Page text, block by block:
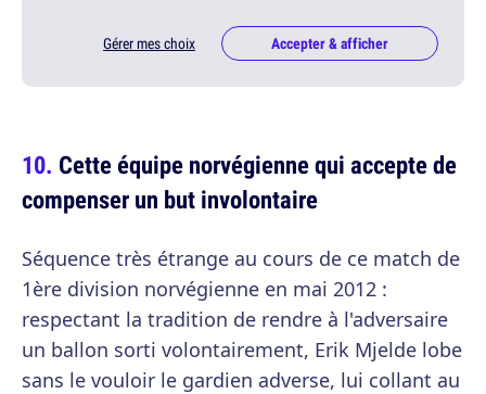
Gérer mes choix Accepter & afficher
Cette équipe norvégienne qui accepte de
compenser un but involontaire
Séquence très étrange au cours de ce match de
1ère division norvégienne en mai 2012 :
respectant la tradition de rendre à l'adversaire
un ballon sorti volontairement, Erik Mjelde lobe
sans le vouloir le gardien adverse, lui collant au